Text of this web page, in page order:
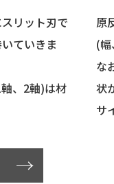
リット刃で
ていきま
、2軸)は材
原
(幅
な
状
サ